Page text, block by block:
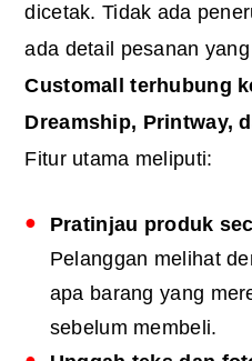
dicetak. Tidak ada
ada detail pesanan
Customall terhubung
Dreamship, Printway,
Fitur utama meliputi:
Pratinjau produk
Pelanggan melihat
apa barang yang
sebelum membeli.